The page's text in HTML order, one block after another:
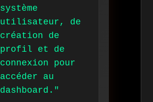
système
utilisateur, de
création de
profil et de
connexion pour
accéder au
dashboard."